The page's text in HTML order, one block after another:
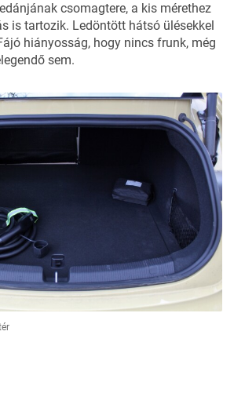
csomagtere, a kis mérethez
is tartozik. Ledöntött hátsó ülésekkel
hiányosság, hogy nincs frunk, még
sem.